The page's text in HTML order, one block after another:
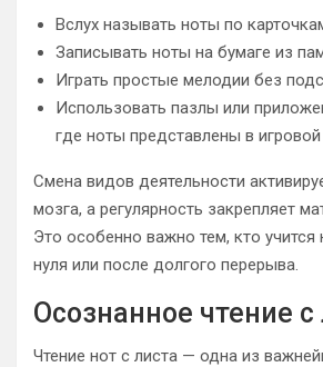
Вслух называть ноты по
Записывать ноты на бумаге из
Играть простые мелодии без
Использовать пазлы или
где ноты представлены в
Смена видов деятельности
мозга, а регулярность закрепляет
Это особенно важно тем, кто учится
нуля или после долгого перерыва.
Осознанное чтение с
Чтение нот с листа — одна из